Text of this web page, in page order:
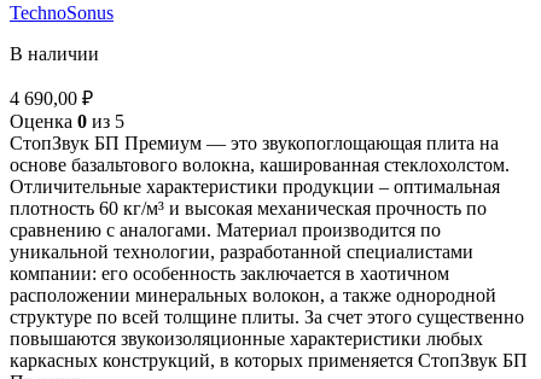
TechnoSonus
В наличии
4 690,00 ₽
Оценка 0 из 5
СтопЗвук БП Премиум — это звукопоглощающая плита на
основе базальтового волокна, кашированная стеклохолстом.
Отличительные характеристики продукции – оптимальная
плотность 60 кг/м³ и высокая механическая прочность по
сравнению с аналогами. Материал производится по
уникальной технологии, разработанной специалистами
компании: его особенность заключается в хаотичном
расположении минеральных волокон, а также однородной
структуре по всей толщине плиты. За счет этого существенно
повышаются звукоизоляционные характеристики любых
каркасных конструкций, в которых применяется СтопЗвук БП